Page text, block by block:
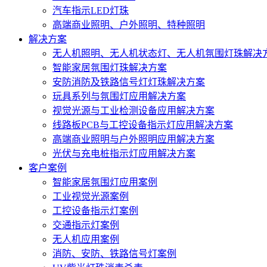
汽车指示LED灯珠
高端商业照明、户外照明、特种照明
解决方案
无人机照明、无人机状态灯、无人机氛围灯珠解决
智能家居氛围灯珠解决方案
安防消防及铁路信号灯灯珠解决方案
玩具系列与氛围灯应用解决方案
视觉光源与工业检测设备应用解决方案
线路板PCB与工控设备指示灯应用解决方案
高端商业照明与户外照明应用解决方案
光伏与充电桩指示灯应用解决方案
客户案例
智能家居氛围灯应用案例
工业视觉光源案例
工控设备指示灯案例
交通指示灯案例
无人机应用案例
消防、安防、铁路信号灯案例